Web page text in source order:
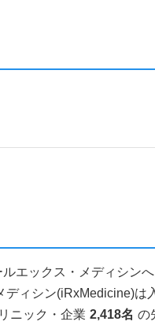
エックス・メディシンへ
ディシン(iRxMedicine)
ニック・企業 2,418名 の